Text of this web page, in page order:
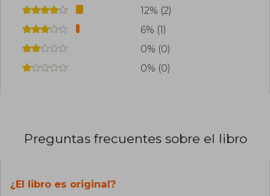
12% (2)
6% (1)
0% (0)
0% (0)
Preguntas frecuentes sobre el libro
¿El libro es original?